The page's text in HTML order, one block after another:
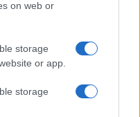
on web or
storage
or app.
storage
cosa